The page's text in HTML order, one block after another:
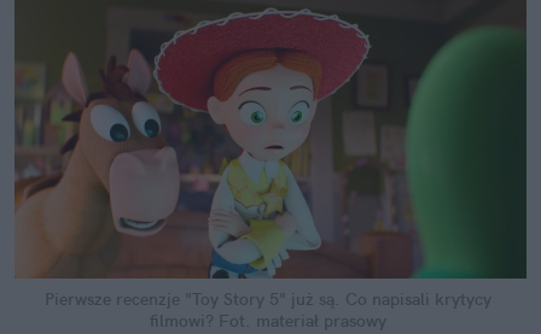
Pierwsze recenzje "Toy Story 5" już są. Co napisali krytycy
filmowi? Fot. materiał prasowy